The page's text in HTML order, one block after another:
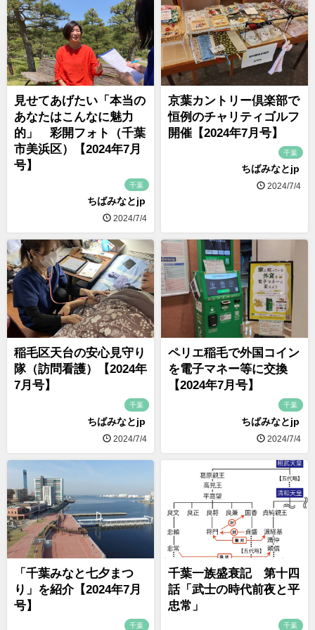
見せてあげたい「本当の
あなたはこんなに魅力
的」 彩開フォト（千葉
市美浜区）【2024年7月
号】
千葉
ちばみなとjp
2024/7/4
京葉カントリー倶楽部で
恒例のチャリティゴルフ
開催【2024年7月号】
千葉
ちばみなとjp
2024/7/4
稲毛区天台の安心見守り
隊（訪問看護）【2024年
7月号】
千葉
ちばみなとjp
2024/7/4
ペリエ稲毛で外国コイン
を電子マネー等に交換
【2024年7月号】
千葉
ちばみなとjp
2024/7/4
「千葉みなと七夕まつ
り」を紹介【2024年7月
号】
千葉
千葉一族盛衰記 第十四
話「武士の時代前夜と平
忠常」
千葉